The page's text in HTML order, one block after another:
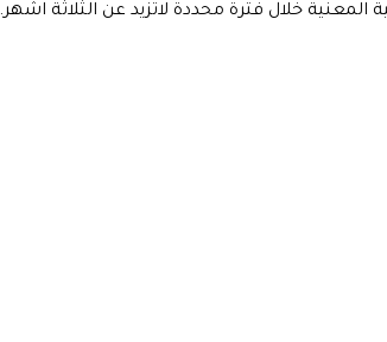
المعنية خلال فترة محددة لاتزيد عن الثلاثة اشهر.